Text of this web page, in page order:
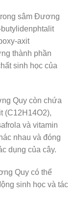
sâm Đương
axit
thành phần
sinh học của
Quy còn chứa
(C12H14O2),
và vitamin
nhau và đóng
dụng của cây.
Quy có thể
sinh học và tác